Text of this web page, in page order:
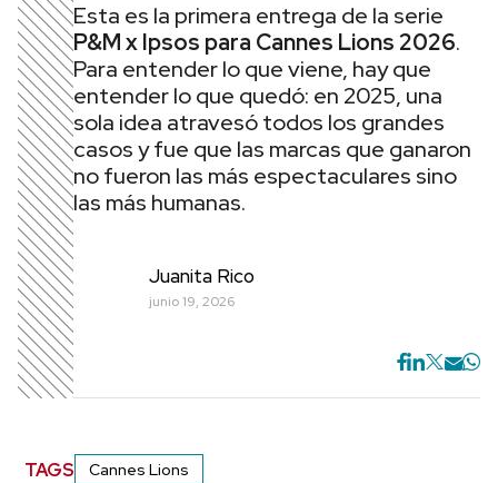
Esta es la primera entrega de la serie
P&M x Ipsos para Cannes Lions 2026.
Para entender lo que viene, hay que
entender lo que quedó: en 2025, una
sola idea atravesó todos los grandes
casos y fue que las marcas que ganaron
no fueron las más espectaculares sino
las más humanas.
Juanita Rico
junio 19, 2026
TAGS Cannes Lions